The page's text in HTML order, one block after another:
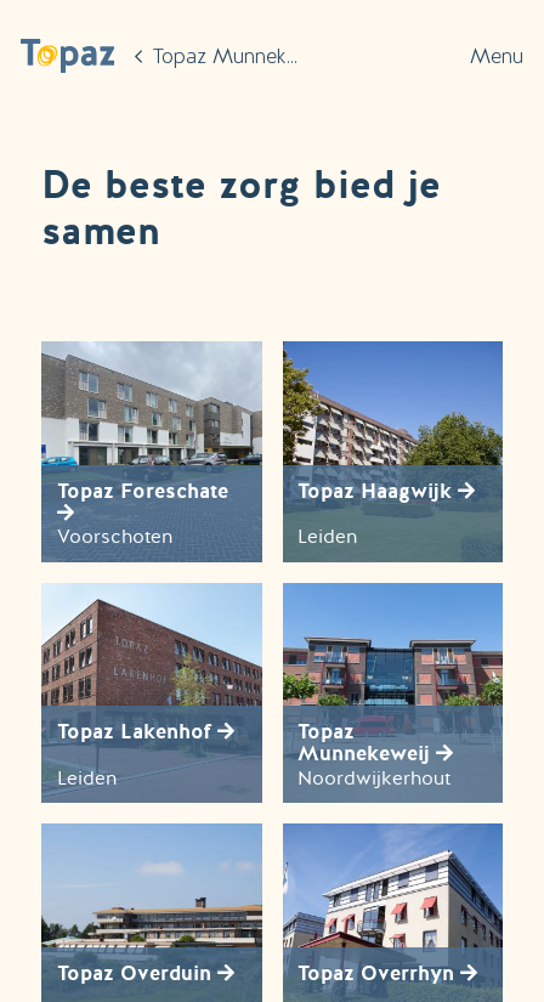
Topaz Munnekeweij
Menu
De beste zorg bied je
samen
Topaz Foreschate
Voorschoten
Topaz Haagwijk
Leiden
Topaz Lakenhof
Leiden
Topaz
Munnekeweij
Noordwijkerhout
Topaz Overduin Topaz Overrhyn